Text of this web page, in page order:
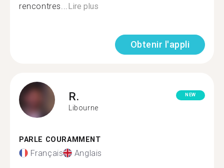
rencontres...Lire plus
Obtenir l'appli
R.
Libourne
NEW
PARLE COURAMMENT
Français Anglais